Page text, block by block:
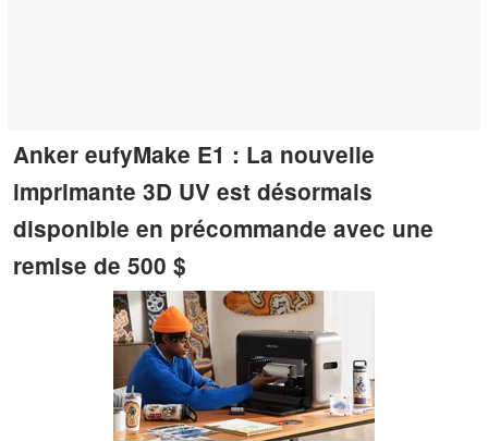
Anker eufyMake E1 : La nouvelle
imprimante 3D UV est désormais
disponible en précommande avec une
remise de 500 $